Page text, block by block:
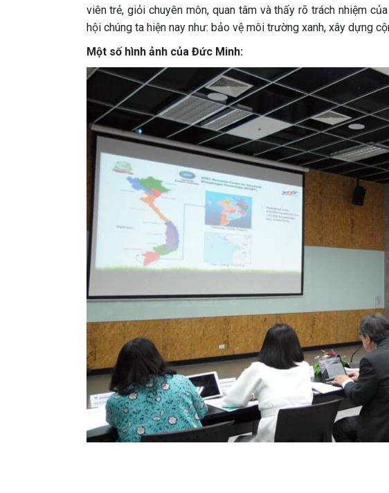
viên trẻ, giỏi chuyên môn, quan tâm và thấy rõ trách nhiệm
hội chúng ta hiện nay như: bảo vệ môi trường xanh, xây dựng
Một số hình ảnh của Đức Minh: